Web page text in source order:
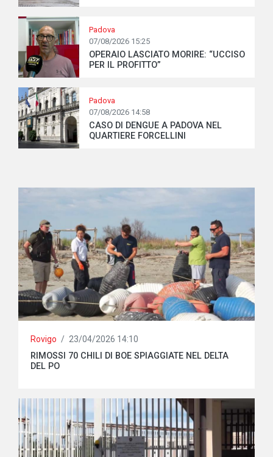
Padova
07/08/2026 15:25
OPERAIO LASCIATO MORIRE: “UCCISO
PER IL PROFITTO”
Padova
07/08/2026 14:58
CASO DI DENGUE A PADOVA NEL
QUARTIERE FORCELLINI
Rovigo / 23/04/2026 14:10
RIMOSSI 70 CHILI DI BOE SPIAGGIATE NEL DELTA
DEL PO